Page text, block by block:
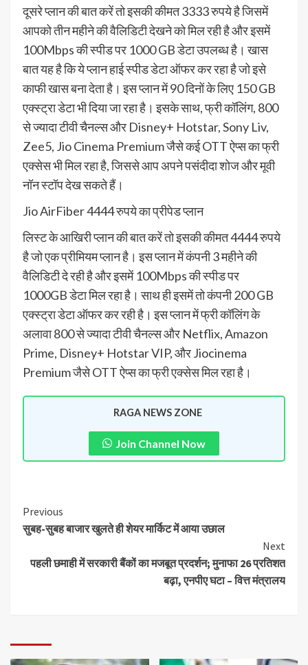
दूसरे प्लान की बात करें तो इसकी कीमत 3333 रुपये है जिसमें
आपको तीन महीने की वैलिडिटी देखने को मिल रही है और इसमें
100Mbps की स्पीड पर 1000 GB डेटा उपलब्ध है। खास
बात यह है कि ये प्लान हाई स्पीड डेटा ऑफर कर रहा है जो इसे
काफी खास बना देता है। इस प्लान में 90 दिनों के लिए 150 GB
एक्स्ट्रा डेटा भी दिया जा रहा है। इसके साथ, फ्री कॉलिंग, 800
से ज्यादा टीवी चैनल्स और Disney+ Hotstar, Sony Liv,
Zee5, Jio Cinema Premium जैसे कई OTT ऐप्स का फ्री
एक्सेस भी मिल रहा है, जिससे आप अपने पसंदीदा शोज और मूवी
नॉन स्टॉप देख सकते हैं।
Jio AirFiber 4444 रुपये का प्रीपेड प्लान
लिस्ट के आखिरी प्लान की बात करें तो इसकी कीमत 4444 रुपये
है जो एक प्रीमियम प्लान है। इस प्लान में कंपनी 3 महीने की
वैलिडिटी दे रही है और इसमें 100Mbps की स्पीड पर
1000GB डेटा मिल रहा है। साथ ही इसमें तो कंपनी 200 GB
एक्स्ट्रा डेटा ऑफर कर रही है। इस प्लान में फ्री कॉलिंग के
अलावा 800 से ज्यादा टीवी चैनल्स और Netflix, Amazon
Prime, Disney+ Hotstar VIP, और Jiocinema
Premium जैसे OTT ऐप्स का फ्री एक्सेस मिल रहा है।
RAGA NEWS ZONE
Join Channel Now
Previous
सुबह-सुबह बाजार खुलते ही शेयर मार्किट में आया उछाल
Next
पहली छमाही में सरकारी बैंकों का मजबूत प्रदर्शन; मुनाफा 26 प्रतिशत
बढ़ा, एनपीए घटा – वित्त मंत्रालय